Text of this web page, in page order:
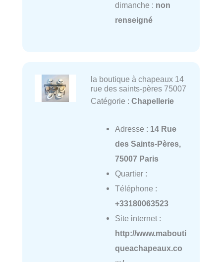
dimanche : non
renseigné
la boutique à chapeaux 14
rue des saints-pères 75007
Catégorie : Chapellerie
Adresse : 14 Rue
des Saints-Pères,
75007 Paris
Quartier :
Téléphone :
+33180063523
Site internet :
http://www.mabouti
queachapeaux.co